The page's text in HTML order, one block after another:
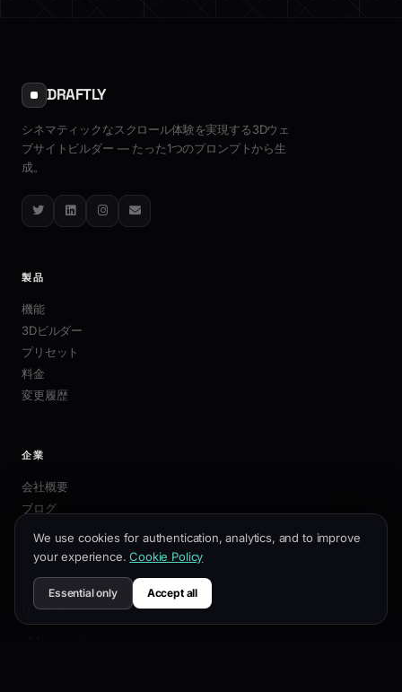
DRAFTLY
シネマティックなスクロール体験を実現する3Dウェ
ブサイトビルダー — たった1つのプロンプトから生
成。
TwitterLinkedInInstagram
Email
製品
機能
3Dビルダー
プリセット
料金
変更履歴
企業
会社概要
ブログ
お問い合わせ
リソース
ドキュメント
We use cookies for authentication, analytics, and to improve
your experience. Cookie Policy
Essential only Accept all